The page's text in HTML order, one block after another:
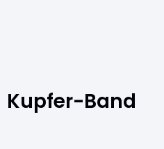
Kupfer-Band